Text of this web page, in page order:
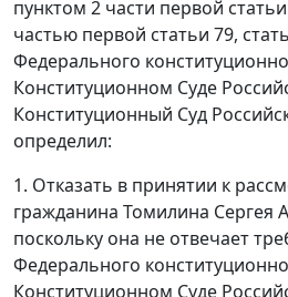
пунктом 2 части первой
частью первой статьи 79,
Федерального
Конституционном Суде
Конституционный Суд
определил:
1. Отказать в принятии к
гражданина Томилина Сергея
поскольку она не отвечает
Федерального
Конституционном Суде